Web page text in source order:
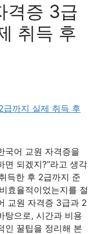
격증 3급
취득 후
국어 교원 자격증을
면 되겠지?”라고 생각
득한 후 2급까지 준
효율적이었는지를 절
교원 자격증 3급과 2
탕으로, 시간과 비용
인 꿀팁을 정리해 본